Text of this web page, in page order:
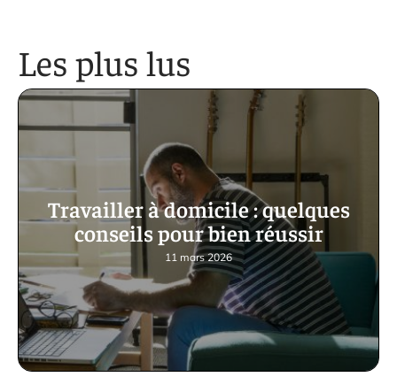
Les plus lus
Travailler à domicile : quelques
conseils pour bien réussir
11 mars 2026